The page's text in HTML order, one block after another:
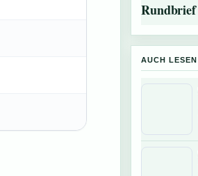
Rundbrief
AUCH LESEN